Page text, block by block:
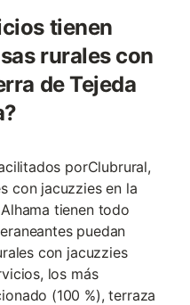
tienen
rurales con
de Tejeda
porClubrural,
con jacuzzies en la
tienen todo
puedan
con jacuzzies
los más
(100 %), terraza